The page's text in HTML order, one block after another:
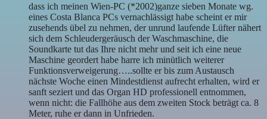
dass ich meinen Wien-PC (*2002)ganze sieben Monate wg.
eines Costa Blanca PCs vernachlässigt habe scheint er mir
zusehends übel zu nehmen, der unrund laufende Lüfter nähert
sich dem Schleudergeräusch der Waschmaschine, die
Soundkarte tut das Ihre nicht mehr und seit ich eine neue
Maschine geordert habe harre ich minütlich weiterer
Funktionsverweigerung…..sollte er bis zum Austausch
nächste Woche einen Mindestdienst aufrecht erhalten, wird er
sanft seziert und das Organ HD professionell entnommen,
wenn nicht: die Fallhöhe aus dem zweiten Stock beträgt ca. 8
Meter, ruhe er dann in Unfrieden.